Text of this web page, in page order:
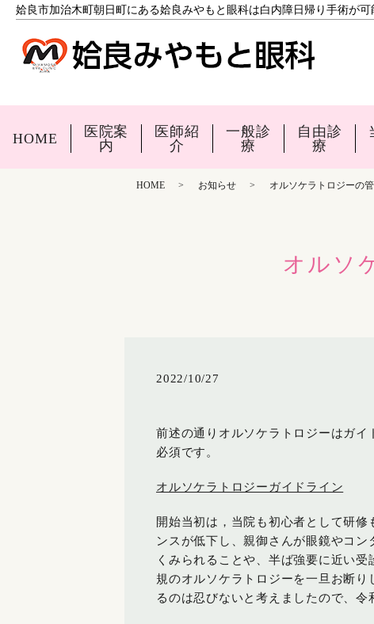
姶良市加治木町朝日町にある姶良みやもと眼科は白内障日帰り手術が可
HOME
医院案
内
医師紹
介
一般診
療
自由診
療
HOME お知らせ オルソケラトロジーの
オルソ
2022/10/27
前述の通りオルソケラトロジーはガ
必須です。
オルソケラトロジーガイドライン
開始当初は，当院も初心者として研
ンスが低下し、親御さんが眼鏡やコ
くみられることや、半ば強要に近い
規のオルソケラトロジーを一旦お断
るのは忍びないと考えましたので、